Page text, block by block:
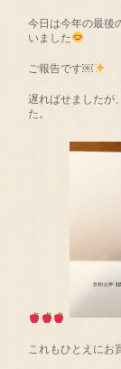
今日は今年の最後
いました
ご報告です￼
遅ればせましたが
た。
これもひとえにお